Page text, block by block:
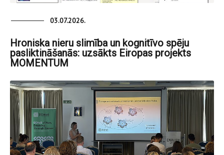
03.07.2026.
Hroniska nieru slimība un kognitīvo spēju
pasliktināšanās: uzsākts Eiropas projekts
MOMENTUM